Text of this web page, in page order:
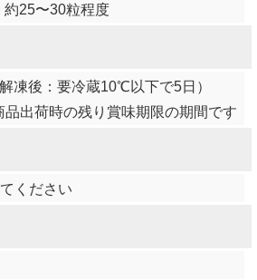
25〜30粒程度
凍後：要冷蔵10℃以下で5日）
出荷時の残り賞味期限の期間です
ください